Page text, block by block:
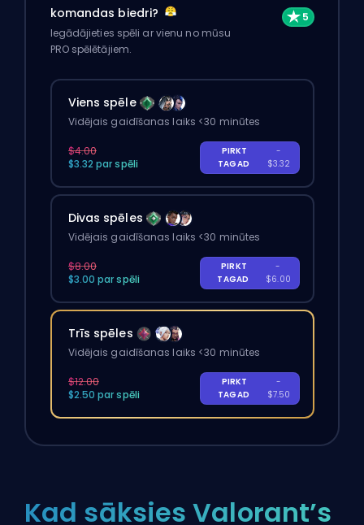
komandas biedri?
Iegādājieties spēli ar vienu no mūsu
PRO spēlētājiem.
Viens spēle
Vidējais gaidīšanas laiks <30 minūtes
$4.00
$3.32 par spēli
PIRKT
TAGAD
-
$3.32
Divas spēles
Vidējais gaidīšanas laiks <30 minūtes
$8.00
$3.00 par spēli
PIRKT
TAGAD
-
$6.00
Trīs spēles
Vidējais gaidīšanas laiks <30 minūtes
$12.00
$2.50 par spēli
PIRKT
TAGAD
-
$7.50
Kad sāksies Valorant’s